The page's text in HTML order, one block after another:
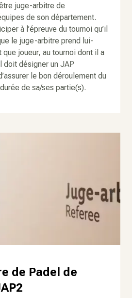
juge-arbitre de
de son département.
à l’épreuve du tournoi qu’il
le juge-arbitre prend lui-
joueur, au tournoi dont il a
doit désigner un JAP
le bon déroulement du
de sa/ses partie(s).
de Padel de